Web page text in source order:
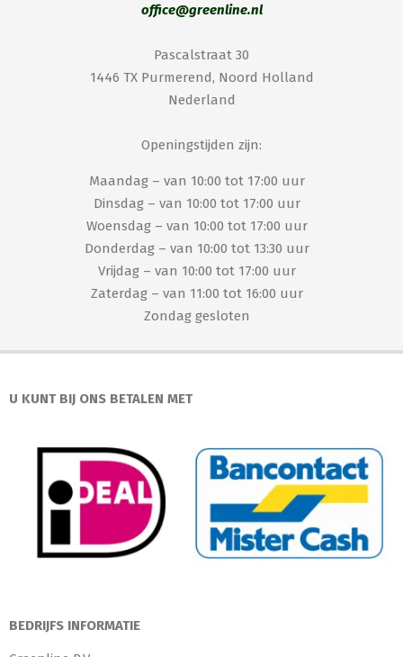
office@greenline.nl
Pascalstraat 30
1446 TX Purmerend, Noord Holland
Nederland
Openingstijden zijn:
Maandag – van 10:00 tot 17:00 uur
Dinsdag – van 10:00 tot 17:00 uur
Woensdag – van 10:00 tot 17:00 uur
Donderdag – van 10:00 tot 13:30 uur
Vrijdag – van 10:00 tot 17:00 uur
Zaterdag – van 11:00 tot 16:00 uur
Zondag gesloten
U KUNT BIJ ONS BETALEN MET
BEDRIJFS INFORMATIE